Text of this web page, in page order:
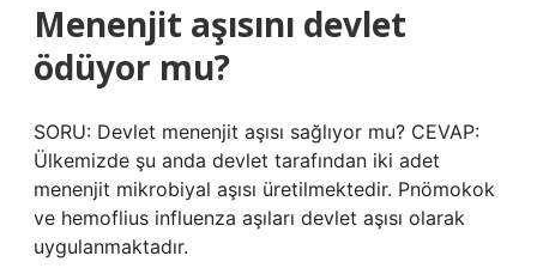
Menenjit aşısını devlet
ödüyor mu?
SORU: Devlet menenjit aşısı sağlıyor mu? CEVAP:
Ülkemizde şu anda devlet tarafından iki adet
menenjit mikrobiyal aşısı üretilmektedir. Pnömokok
ve hemoflius influenza aşıları devlet aşısı olarak
uygulanmaktadır.